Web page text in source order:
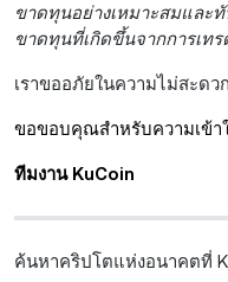
ขาดทุนอย่างเหมาะสมและ
ขาดทุนที่เกิดขึ้นจากการเทร
เราขออภัยในความไม่สะด
ขอขอบคุณสำหรับความเข้า
ทีมงาน KuCoin
ค้นหาคริปโตแห่งอนาคตที่